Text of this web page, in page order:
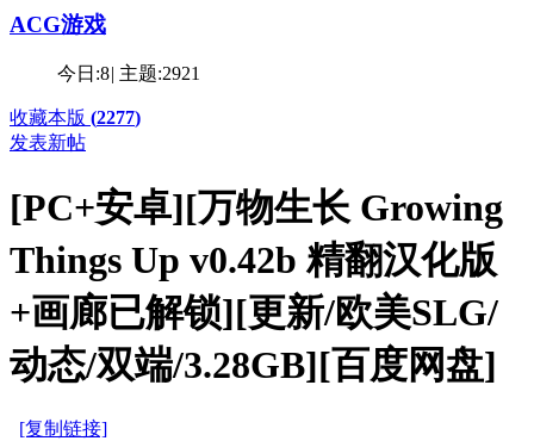
ACG游戏
今日:8| 主题:2921
收藏本版 (2277)
发表新帖
[PC+安卓][万物生长 Growing
Things Up v0.42b 精翻汉化版
+画廊已解锁][更新/欧美SLG/
动态/双端/3.28GB][百度网盘]
[复制链接]